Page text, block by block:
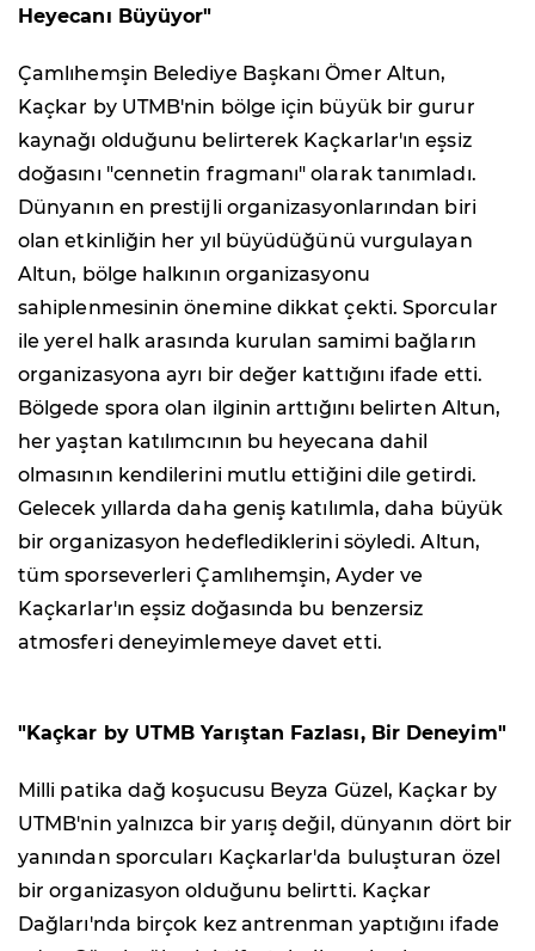
Heyecanı Büyüyor"
Çamlıhemşin Belediye Başkanı Ömer Altun,
Kaçkar by UTMB'nin bölge için büyük bir gurur
kaynağı olduğunu belirterek Kaçkarlar'ın eşsiz
doğasını "cennetin fragmanı" olarak tanımladı.
Dünyanın en prestijli organizasyonlarından biri
olan etkinliğin her yıl büyüdüğünü vurgulayan
Altun, bölge halkının organizasyonu
sahiplenmesinin önemine dikkat çekti. Sporcular
ile yerel halk arasında kurulan samimi bağların
organizasyona ayrı bir değer kattığını ifade etti.
Bölgede spora olan ilginin arttığını belirten Altun,
her yaştan katılımcının bu heyecana dahil
olmasının kendilerini mutlu ettiğini dile getirdi.
Gelecek yıllarda daha geniş katılımla, daha büyük
bir organizasyon hedeflediklerini söyledi. Altun,
tüm sporseverleri Çamlıhemşin, Ayder ve
Kaçkarlar'ın eşsiz doğasında bu benzersiz
atmosferi deneyimlemeye davet etti.
"Kaçkar by UTMB Yarıştan Fazlası, Bir Deneyim"
Milli patika dağ koşucusu Beyza Güzel, Kaçkar by
UTMB'nin yalnızca bir yarış değil, dünyanın dört bir
yanından sporcuları Kaçkarlar'da buluşturan özel
bir organizasyon olduğunu belirtti. Kaçkar
Dağları'nda birçok kez antrenman yaptığını ifade